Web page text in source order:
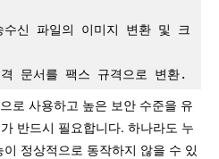
신 파일의 이미지 변환 및 크
문서를 팩스 규격으로 변환.
로 사용하고 높은 보안 수준을 유
반드시 필요합니다. 하나라도 누
정상적으로 동작하지 않을 수 있